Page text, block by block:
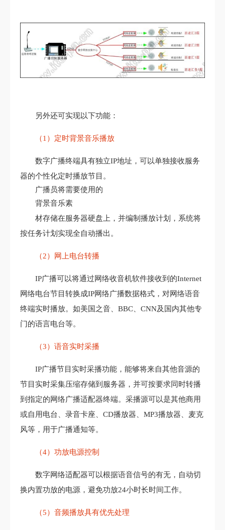
另外还可实现以下功能：
（1）定时背景音乐播放
数字广播终端具有独立IP地址，可以单独接收服务
器的个性化定时播放节目。
广播员将需要使用的
背景音乐素
材存储在服务器硬盘上，并编制播放计划，系统将
按任务计划实现全自动播出。
（2）网上电台转播
IP广播可以将通过网络收音机软件接收到的Internet
网络电台节目转换成IP网络广播数据格式，对网络语音
终端实时播放。如美国之音、BBC、CNN及国内其他专
门的语言电台等。
（3）语音实时采播
IP广播节目实时采播功能，能够将来自其他音源的
节目实时采集压缩存储到服务器，并可按要求同时转播
到指定的网络广播适配器终端。采播源可以是其他商用
或自用电台、录音卡座、CD播放器、MP3播放器、麦克
风等，用于广播通知等。
（4）功放电源控制
数字网络适配器可以根据语音信号的有无，自动切
换内置功放的电源，避免功放24小时长时间工作。
（5）音频播放具有优先处理